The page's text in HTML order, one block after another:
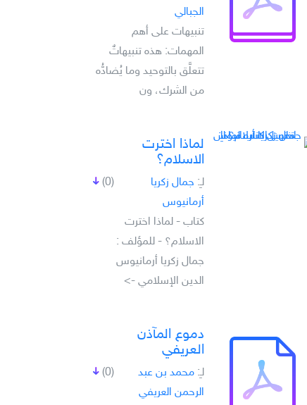
الجبالي
تنبيهات على أهم
المهمات: هذه تنبيهاتٌ
تتعلَّق بالتوحيد وما يُضادُّه
من الشرك، ون
لماذا اخترت
الاسلام؟
(0) لـِ: جمال زكريا
أرمانيوس
كتاب - لماذا اخترت
الاسلام؟ - للمؤلف :
جمال زكريا أرمانيوس
الدين الإسلامي ->
دموع المآذن
العريفي
(0) لـِ: محمد بن عبد
الرحمن العريفي